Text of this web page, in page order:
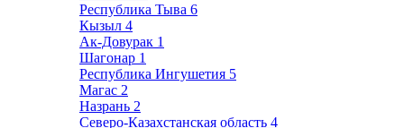
Республика Тыва 6
Кызыл 4
Ак-Довурак 1
Шагонар 1
Республика Ингушетия 5
Магас 2
Назрань 2
Северо-Казахстанская область 4